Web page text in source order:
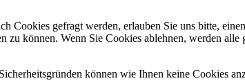
Cookies gefragt werden, erlauben Sie uns bitte,
können. Wenn Sie Cookies ablehnen, werden alle
können wie Ihnen keine Cookies